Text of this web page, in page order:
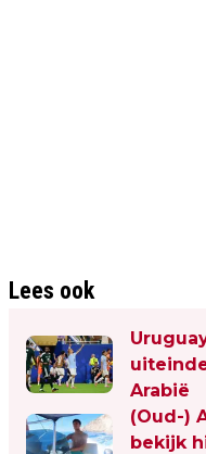
Lees ook
Arabië
(Oud-)
bekijk